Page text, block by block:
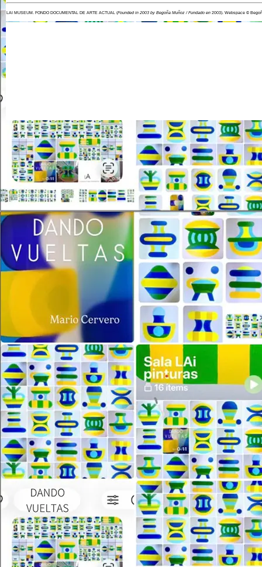
LAI MUSEUM. FONDO DOCUMENTAL DE ARTE ACTUAL (Founded in 2003 by Begoña Muñoz / Fundado en 2003). Webspace ©